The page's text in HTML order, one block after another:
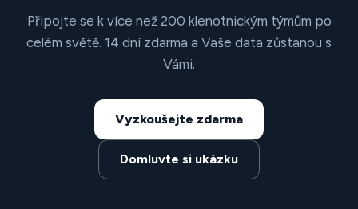
Připojte se k více než 200 klenotnickým týmům po
celém světě. 14 dní zdarma a Vaše data zůstanou s
Vámi.
Vyzkoušejte zdarma
Domluvte si ukázku